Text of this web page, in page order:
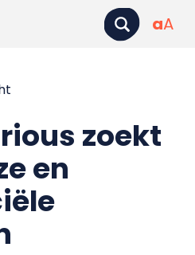
aA
zoekt
en